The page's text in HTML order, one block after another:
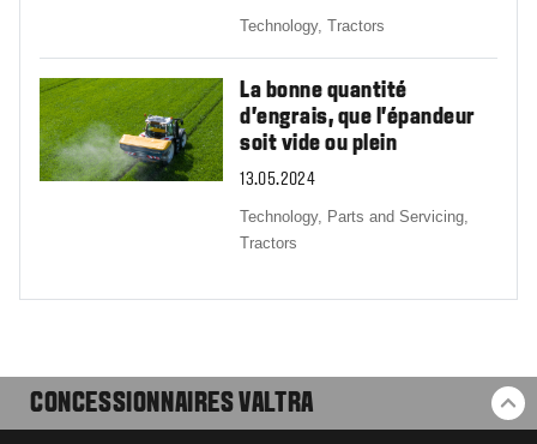
Technology,Tractors
La bonne quantité
d’engrais, que l’épandeur
soit vide ou plein
13.05.2024
Technology, Parts and Servicing,
Tractors
CONCESSIONNAIRES VALTRA